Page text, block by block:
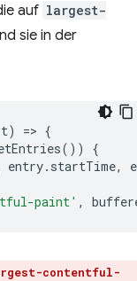
auf largest-
sie in der
) => {
())
{
entry. startTime,
paint' ,
contentful-